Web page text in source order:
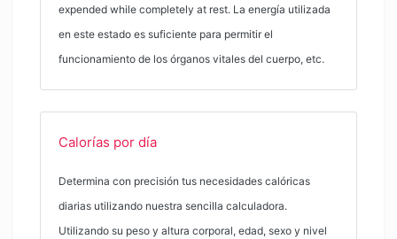
expended while completely at rest. La energía utilizada
en este estado es suficiente para permitir el
funcionamiento de los órganos vitales del cuerpo, etc.
Calorías por día
Determina con precisión tus necesidades calóricas
diarias utilizando nuestra sencilla calculadora.
Utilizando su peso y altura corporal, edad, sexo y nivel